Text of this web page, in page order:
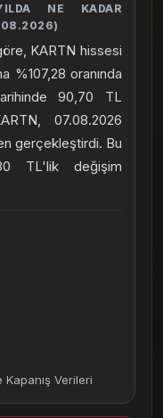
NE KADAR
KARTN hissesi
%107,28 oranında
90,70 TL
07.08.2026
gerçekleştirdi. Bu
TL'lik değişim
Verileri